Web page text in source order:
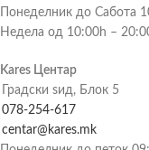
Понеделник до Сабота
Недела од 10:00h –
Kares Центар
Градски ѕид, Блок 5
078-254-617
centar@kares.mk